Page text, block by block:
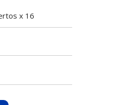
x 16